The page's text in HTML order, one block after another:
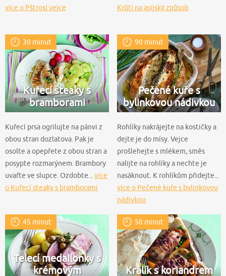
více o Pštrosí vejce
Krůtí na asijský způsob
30 minut
Kuřecí steaky s
bramborami
Kuřecí prsa ogrilujte na pánvi z
obou stran dozlatova. Pak je
osolte a opepřete z obou stran a
posypte rozmarýnem. Brambory
uvařte ve slupce. Ozdobte... více
o Kuřecí steaky s bramborami
90 minut
Pečené kuře s
bylinkovou nádivkou
Rohlíky nakrájejte na kostičky a
dejte je do mísy. Vejce
prošlehejte s mlékem, směs
nalijte na rohlíky a nechte je
nasáknout. K rohlíkům přidejte...
více o Pečené kuře s bylinkovou
nádivkou
45 minut
Telecí medailonky s
krémovým
50 minut
Králík s koriandrem